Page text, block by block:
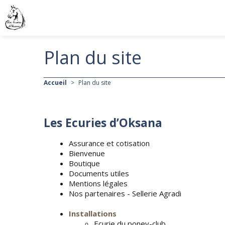
Plan du site
Accueil > Plan du site
Les Ecuries d’Oksana
Assurance et cotisation
Bienvenue
Boutique
Documents utiles
Mentions légales
Nos partenaires - Sellerie Agradi
Installations